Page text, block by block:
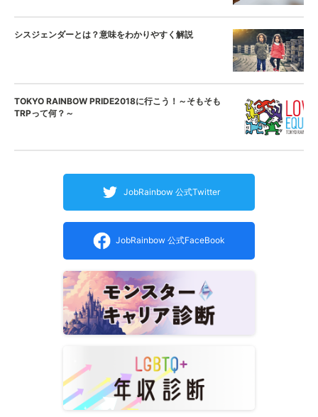
シスジェンダーとは？意味をわかりやすく解説
TOKYO RAINBOW PRIDE2018に行こう！～そもそも
TRPって何？～
JobRainbow 公式Twitter
JobRainbow 公式FaceBook